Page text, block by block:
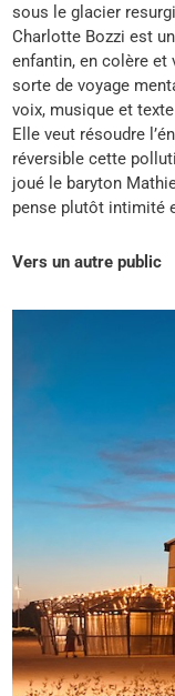
sous le glacier
Charlotte Bozzi est
enfantin, en colère et
sorte de voyage
voix, musique et
Elle veut résoudre
réversible cette
joué le baryton
pense plutôt intimité
Vers un autre public